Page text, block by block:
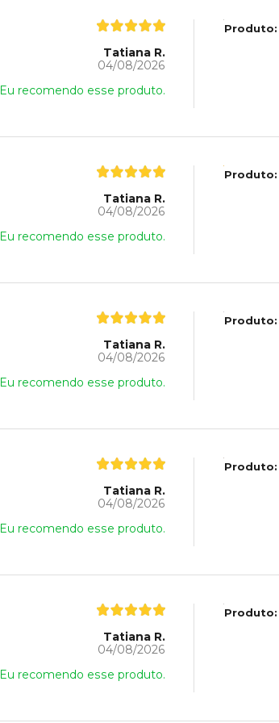
Tatiana R.
04/08/2026
Eu recomendo esse produto.
Produto:
Tatiana R.
04/08/2026
Eu recomendo esse produto.
Produto:
Tatiana R.
04/08/2026
Eu recomendo esse produto.
Produto:
Tatiana R.
04/08/2026
Eu recomendo esse produto.
Produto:
Tatiana R.
04/08/2026
Eu recomendo esse produto.
Produto: